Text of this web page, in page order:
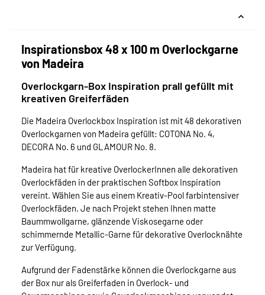
Inspirationsbox 48 x 100 m Overlockgarne
von Madeira
Overlockgarn-Box Inspiration prall gefüllt mit
kreativen Greiferfäden
Die Madeira Overlockbox Inspiration ist mit 48 dekorativen
Overlockgarnen von Madeira gefüllt: COTONA No. 4,
DECORA No. 6 und GLAMOUR No. 8.
Madeira hat für kreative OverlockerInnen alle dekorativen
Overlockfäden in der praktischen Softbox Inspiration
vereint. Wählen Sie aus einem Kreativ-Pool farbintensiver
Overlockfäden. Je nach Projekt stehen Ihnen matte
Baummwollgarne, glänzende Viskosegarne oder
schimmernde Metallic-Garne für dekorative Overlocknähte
zur Verfügung.
Aufgrund der Fadenstärke können die Overlockgarne aus
der Box nur als Greiferfaden in Overlock- und